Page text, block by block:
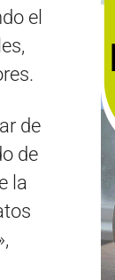
el
de
de
la